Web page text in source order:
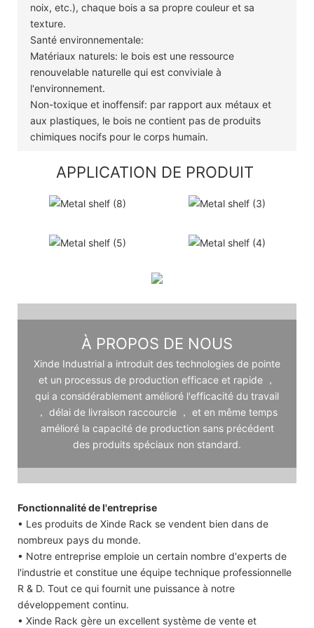
noix, etc.), chaque bois a sa propre couleur et sa
texture.
Santé environnementale:
Matériaux naturels: le bois est une ressource
renouvelable naturelle qui est conviviale à
l'environnement.
Non-toxique et inoffensif: par rapport aux métaux et
aux plastiques, le bois ne contient pas de produits
chimiques nocifs pour le corps humain.
APPLICATION DE PRODUIT
À PROPOS DE NOUS
Xinde Industrial a introduit des technologies de pointe
et un processus de production efficace et rapide ，
qui a considérablement amélioré l'efficacité du travail
， délai de livraison raccourcie ， et en même temps
amélioré la capacité de production sans précédent
des produits spéciaux non standard.
Fonctionnalité de l'entreprise
• Les produits de Xinde Rack se vendent bien dans de
nombreux pays du monde.
• Notre entreprise emploie un certain nombre d'experts de
l'industrie et constitue une équipe technique professionnelle
R & D. Tout ce qui fournit une puissance à notre
développement continu.
• Xinde Rack gère un excellent système de vente et